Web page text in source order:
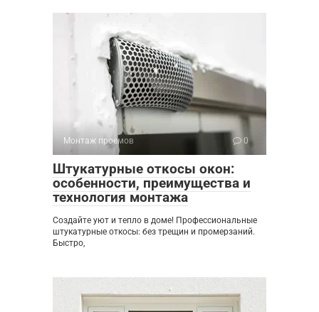
Монтаж проемов 0
Штукатурные откосы окон:
особенности, преимущества и
технология монтажа
Создайте уют и тепло в доме! Профессиональные
штукатурные откосы: без трещин и промерзаний.
Быстро,